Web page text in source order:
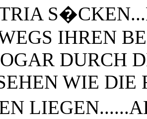
IHREN
DURCH
WIE DIE